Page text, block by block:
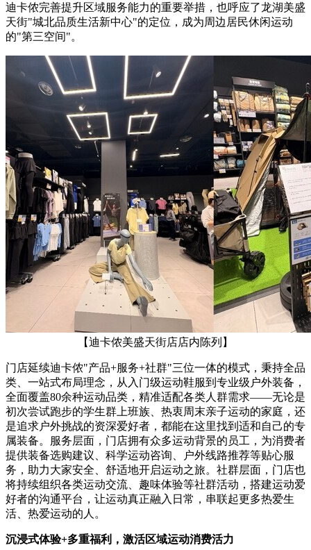
迪卡侬完善提升区域服务能力的重要举措，也呼应了龙湖美盛
天街"城北品质生活新中心"的定位，成为周边居民休闲运动
的"第三空间"。
【迪卡侬美盛天街店店内陈列】
门店延续迪卡侬"产品+服务+社群"三位一体的模式，秉持全品
类、一站式布局理念，从入门级运动鞋服到专业级户外装备，
全面覆盖80余种运动品类，精准适配各类人群需求——无论是
初次尝试跑步的学生群上班族、热衷周末亲子运动的家庭，还
是追求户外挑战的资深爱好者，都能在这里找到适和自己的专
属装备。服务层面，门店拥有众多运动背景的员工，为消费者
提供装备选购建议、科学运动咨询、户外线路推荐等贴心服
务，助力大家安全、舒适地开启运动之旅。社群层面，门店也
将持续组织各类运动交流、趣味体验等社群活动，搭建运动爱
好者的沟通平台，让运动真正融入日常，串联起更多热爱生
活、热爱运动的人。
沉浸式体验+多重福利，激活区域运动消费活力